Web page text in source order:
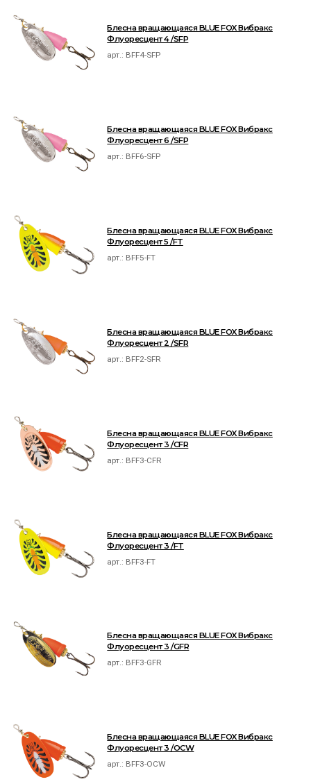
Блесна вращающаяся BLUE FOX Вибракс
Флуоресцент 4 /SFP
арт.: BFF4-SFP
Блесна вращающаяся BLUE FOX Вибракс
Флуоресцент 6 /SFP
арт.: BFF6-SFP
Блесна вращающаяся BLUE FOX Вибракс
Флуоресцент 5 /FT
арт.: BFF5-FT
Блесна вращающаяся BLUE FOX Вибракс
Флуоресцент 2 /SFR
арт.: BFF2-SFR
Блесна вращающаяся BLUE FOX Вибракс
Флуоресцент 3 /CFR
арт.: BFF3-CFR
Блесна вращающаяся BLUE FOX Вибракс
Флуоресцент 3 /FT
арт.: BFF3-FT
Блесна вращающаяся BLUE FOX Вибракс
Флуоресцент 3 /GFR
арт.: BFF3-GFR
Блесна вращающаяся BLUE FOX Вибракс
Флуоресцент 3 /OCW
арт.: BFF3-OCW